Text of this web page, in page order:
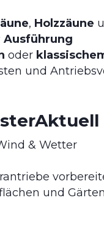
, Holzzäune
oder
und
& Wetter
und Gärten